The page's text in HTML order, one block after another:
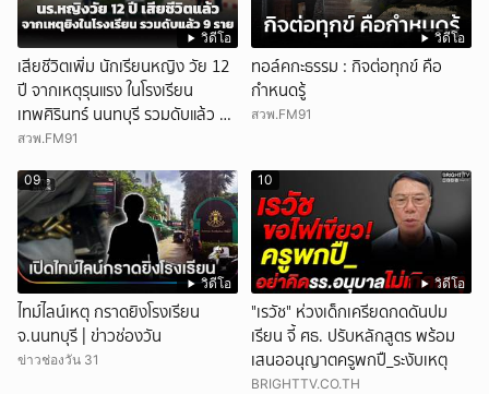
วิดีโอ
เสียชีวิตเพิ่ม นักเรียนหญิง วัย 12
ปี จากเหตุรุนแรง ในโรงเรียน
เทพศิรินทร์ นนทบุรี รวมดับแล้ว 9
ราย
สวพ.FM91
วิดีโอ
ทอล์คกะธรรม : กิจต่อทุกข์ คือ
กำหนดรู้
สวพ.FM91
วิดีโอ
09
ไทม์ไลน์เหตุ กราดยิงโรงเรียน
จ.นนทบุรี | ข่าวช่องวัน
ข่าวช่องวัน 31
วิดีโอ
10
"เรวัช" ห่วงเด็กเครียดกดดันปม
เรียน จี้ ศธ. ปรับหลักสูตร พร้อม
เสนออนุญาตครูพกปื_ระงับเหตุ
BRIGHTTV.CO.TH